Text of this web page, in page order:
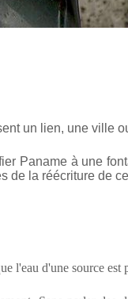
un lien, une ville
Paname à une
de la réécriture de
l'eau d'une source est